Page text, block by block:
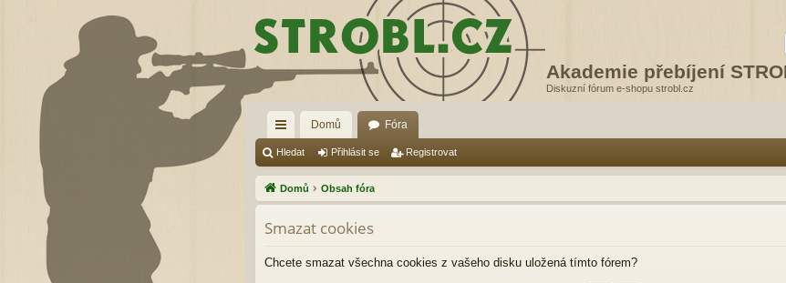
Akademie přebíjení
Diskuzní fórum e-shopu strobl.cz
yc
hl
é
od
ka
Domů Fóra
Hledat Přihlásit se Registrovat
Domů Obsah fóra
Smazat cookies
Chcete smazat všechna cookies z vašeho disku uložená tímto fórem?